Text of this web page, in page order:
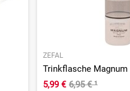
ZEFAL
Trinkflasche Magnum
5,99 € 6,95 €¹